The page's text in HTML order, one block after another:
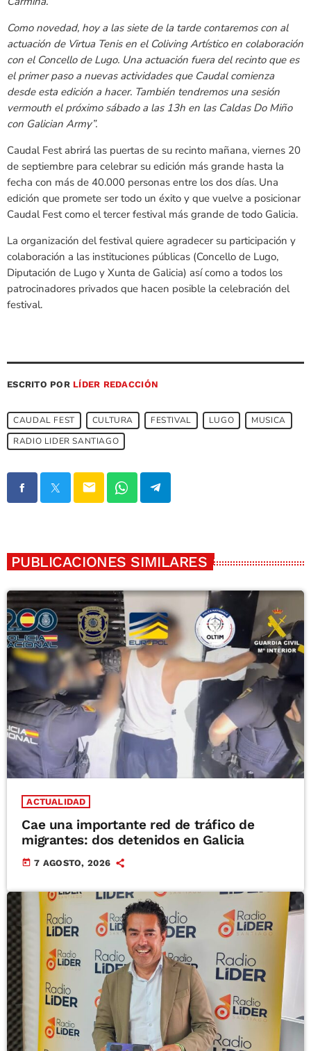
Como novedad, hoy a las siete de la tarde contaremos con al
actuación de Virtua Tenis en el Coliving Artístico en colaboración
con el Concello de Lugo. Una actuación fuera del recinto que es
el primer paso a nuevas actividades que Caudal comienza
desde esta edición a hacer. También tendremos una sesión
vermouth el próximo sábado a las 13h en las Caldas Do Miño
con Galician Army”.
Caudal Fest abrirá las puertas de su recinto mañana, viernes 20
de septiembre para celebrar su edición más grande hasta la
fecha con más de 40.000 personas entre los dos días. Una
edición que promete ser todo un éxito y que vuelve a posicionar
Caudal Fest como el tercer festival más grande de todo Galicia.
La organización del festival quiere agradecer su participación y
colaboración a las instituciones públicas (Concello de Lugo,
Diputación de Lugo y Xunta de Galicia) así como a todos los
patrocinadores privados que hacen posible la celebración del
festival.
ESCRITO POR LÍDER REDACCIÓN
CAUDAL FEST CULTURA FESTIVAL LUGO
MUSICA
RADIO LIDER SANTIAGO
email
PUBLICACIONES SIMILARES
ACTUALIDAD
Cae una importante red de tráfico de
migrantes: dos detenidos en Galicia
today 7 AGOSTO, 2026